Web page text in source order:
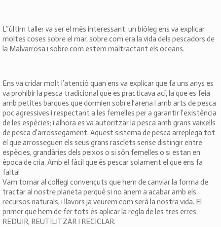
L’’últim taller va ser el més interessant: un biòleg ens va explicar
moltes coses sobre el mar, sobre com era la vida dels pescadors de
la Malvarrosa i sobre com estem maltractant els oceans.
Ens va cridar molt l’atenció quan ens va explicar que fa uns anys es
va prohibir la pesca tradicional que es practicava ací, la que es feia
amb petites barques que dormien sobre l’arena i amb arts de pesca
poc agressives i respectant a les femelles per a garantir l’existència
de les espècies; i alhora es va autoritzar la pesca amb grans vaixells
de pesca d’arrossegament. Aquest sistema de pesca arreplega tot
el que arrosseguen els seus grans rasclets sense distingir entre
espècies, grandàries dels peixos o si són femelles o si estan en
època de cria. Amb el fàcil que és pescar solament el que ens fa
falta!
Vam tornar al col·legi convençuts que hem de canviar la forma de
tractar al nostre planeta perquè si no anem a acabar amb els
recursos naturals, i llavors ja veurem com serà la nostra vida. El
primer que hem de fer tots és aplicar la regla de les tres erres:
REDUIR, REUTILITZAR I RECICLAR.